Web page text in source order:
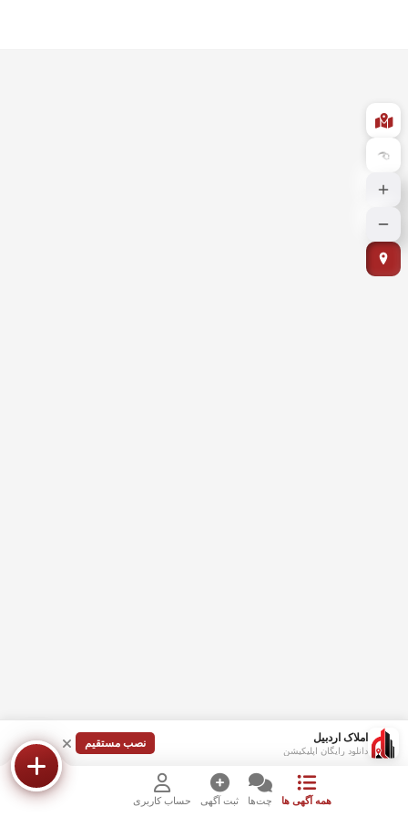
املاک اردبیل
دانلود رایگان اپلیکیشن
نصب مستقیم
همه آگهی ها چت‌ها ثبت آگهی حساب کاربری